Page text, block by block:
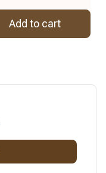
Add to cart